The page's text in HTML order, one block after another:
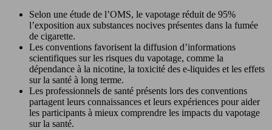
Selon une étude de l’OMS, le vapotage réduit de 95%
l’exposition aux substances nocives présentes dans la fumée
de cigarette.
Les conventions favorisent la diffusion d’informations
scientifiques sur les risques du vapotage, comme la
dépendance à la nicotine, la toxicité des e-liquides et les effets
sur la santé à long terme.
Les professionnels de santé présents lors des conventions
partagent leurs connaissances et leurs expériences pour aider
les participants à mieux comprendre les impacts du vapotage
sur la santé.